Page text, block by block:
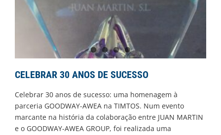
CELEBRAR 30 ANOS DE SUCESSO
Celebrar 30 anos de sucesso: uma homenagem à
parceria GOODWAY-AWEA na TIMTOS. Num evento
marcante na história da colaboração entre JUAN MARTIN
e o GOODWAY-AWEA GROUP, foi realizada uma